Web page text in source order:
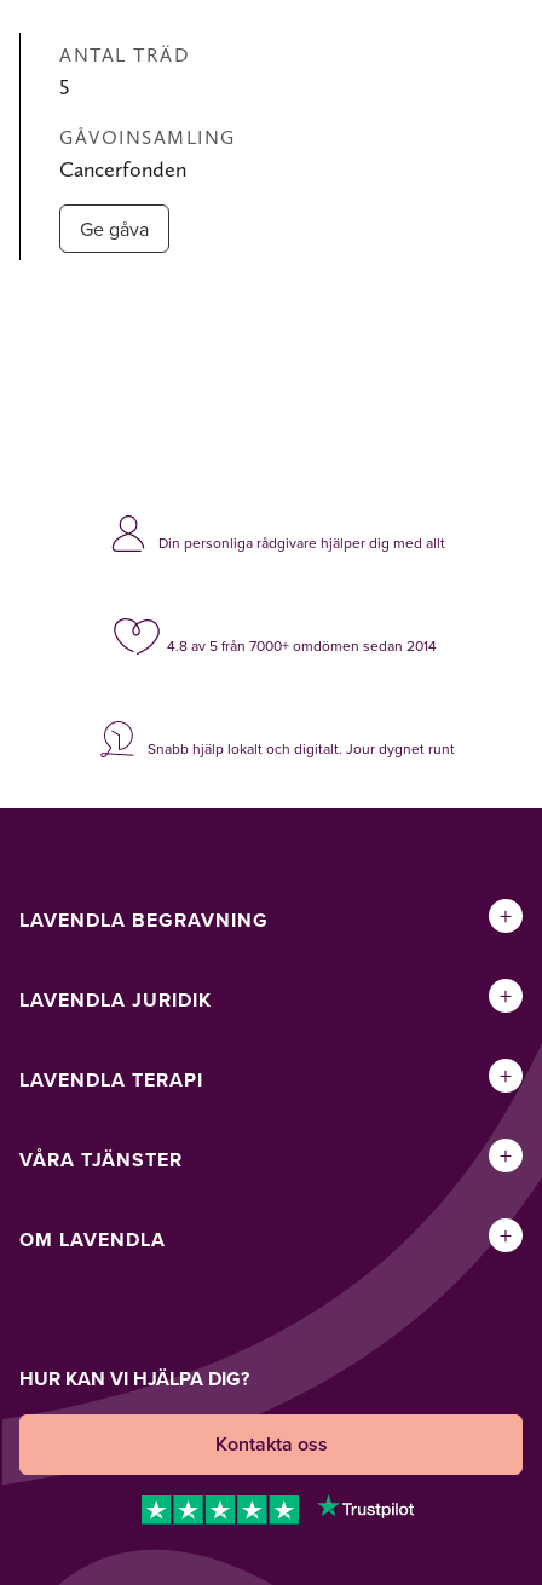
ANTAL TRÄD
5
GÅVOINSAMLING
Cancerfonden
Ge gåva
Din personliga rådgivare hjälper dig med allt
4.8 av 5 från 7000+ omdömen sedan 2014
Snabb hjälp lokalt och digitalt. Jour dygnet runt
LAVENDLA BEGRAVNING +
LAVENDLA JURIDIK +
LAVENDLA TERAPI +
VÅRA TJÄNSTER +
OM LAVENDLA +
HUR KAN VI HJÄLPA DIG?
Kontakta oss